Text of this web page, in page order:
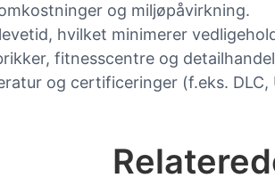
og miljøpåvirkning.
hvilket minimerer
fitnesscentre og
og certificeringer (f.eks.